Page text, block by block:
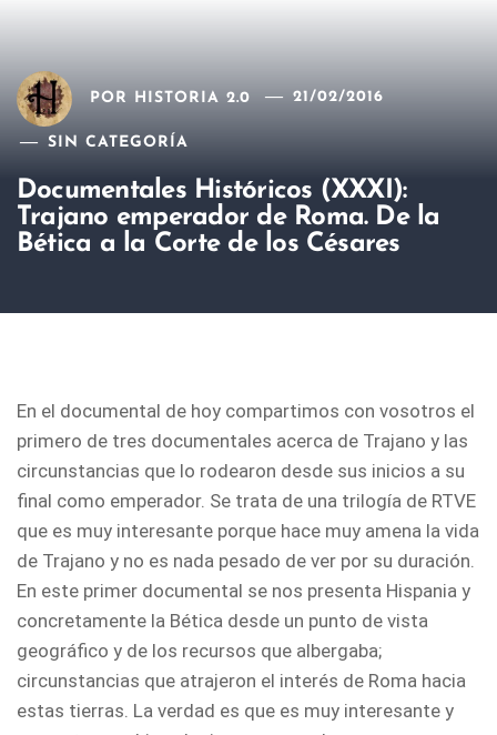
POR HISTORIA 2.0 21/02/2016
SIN CATEGORÍA
Documentales Históricos (XXXI):
Trajano emperador de Roma. De la
Bética a la Corte de los Césares
En el documental de hoy compartimos con vosotros el
primero de tres documentales acerca de Trajano y las
circunstancias que lo rodearon desde sus inicios a su
final como emperador. Se trata de una trilogía de RTVE
que es muy interesante porque hace muy amena la vida
de Trajano y no es nada pesado de ver por su duración.
En este primer documental se nos presenta Hispania y
concretamente la Bética desde un punto de vista
geográfico y de los recursos que albergaba;
circunstancias que atrajeron el interés de Roma hacia
estas tierras. La verdad es que es muy interesante y